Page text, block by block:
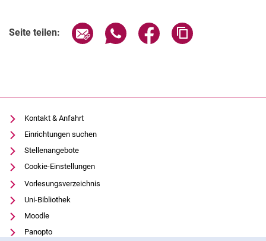
Seite teilen: Seite über E-Mail teilen
Seite über WhatsApp teilen
Seite über Facebook
Kontakt & Anfahrt
Einrichtungen suchen
Stellenangebote
Cookie-Einstellungen
Vorlesungsverzeichnis
Uni-Bibliothek
Moodle
Panopto